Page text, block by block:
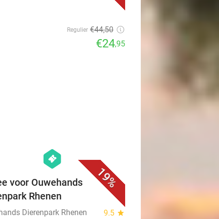
Regulier €44,50
€24,95
19%
hexagon
events
voor Ouwehands
Rhenen
Dierenpark Rhenen 9.5 star